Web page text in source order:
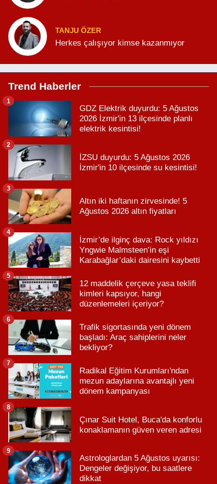
TANJU ÖZER
Herkes çalışıyor kimse kazanmıyor
Trend Haberler
GDZ Elektrik duyurdu: 5 Ağustos
2026 İzmir'in 13 ilçesinde planlı
elektrik kesintisi!
1
İZSU duyurdu: 5 Ağustos 2026
İzmir'in 10 ilçesinde su kesintisi!
2
Altın iki haftanın zirvesinde! 5
Ağustos 2026 altın fiyatları
3
İzmir’de ilginç dava: Rock yıldızı
Yngwie Malmsteen’in eşi
Karabağlar’daki dairesini kaybetti
4
12 maddelik çerçeve yasa teklifi
kimleri kapsıyor, hangi
düzenlemeleri içeriyor?
5
Trafik sigortasında yeni dönem
başladı: Araç sahiplerini neler
bekliyor?
6
Radikal Eğitim Kurumları'ndan
mezun adaylarına avantajlı yeni
dönem kampanyası
7
Çınar Suit Hotel, Buca'da konforlu
konaklamanın güven veren adresi
8
Astrologlardan 5 Ağustos uyarısı:
Dengeler değişiyor, bu saatlere
dikkat
9